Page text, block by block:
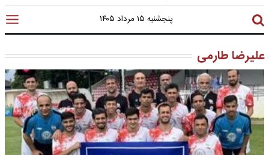
پنجشنبه ۱۵ مرداد ۱۴۰۵
علیرضا طارمی